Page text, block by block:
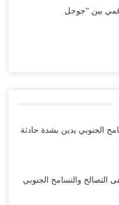
بين “جوجل
الجنوبي يدين بشدة حادثة
التصالح والتسامح الجنوبي